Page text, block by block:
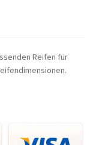
Reifen für